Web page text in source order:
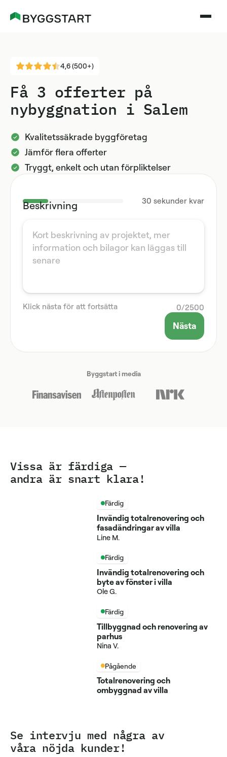
4,6 (500+)
Få 3 offerter på
nybyggnation i Salem
Kvalitetssäkrade byggföretag
Jämför flera offerter
Tryggt, enkelt och utan förpliktelser
30 sekunder kvar
Beskrivning
0/2500
Klick nästa för att fortsätta
Nästa
Byggstart i media
Vissa är färdiga —
andra är snart klara!
Färdig
Invändig totalrenovering och
fasadändringar av villa
Line M.
Färdig
Invändig totalrenovering och
byte av fönster i villa
Ole G.
Färdig
Tillbyggnad och renovering av
parhus
Nina V.
Pågående
Totalrenovering och
ombyggnad av villa
Se intervju med några av
våra nöjda kunder!